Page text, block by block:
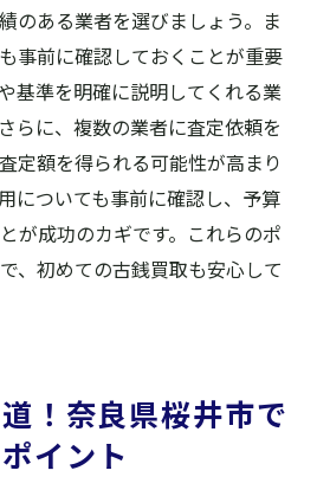
のある業者を選びましょう。ま
事前に確認しておくことが重要
基準を明確に説明してくれる業
らに、複数の業者に査定依頼を
定額を得られる可能性が高まり
についても事前に確認し、予算
が成功のカギです。これらのポ
、初めての古銭買取も安心して
！奈良県桜井市で
イント